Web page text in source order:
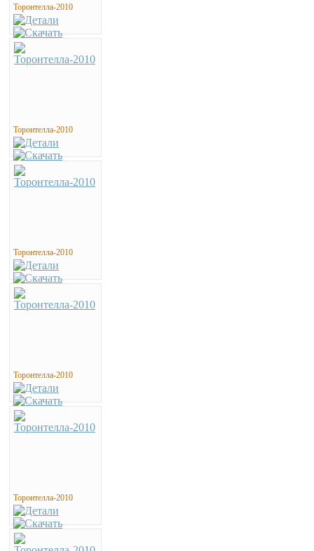
Торонтелла-2010
Торонтелла-2010
Торонтелла-2010
Торонтелла-2010
Торонтелла-2010